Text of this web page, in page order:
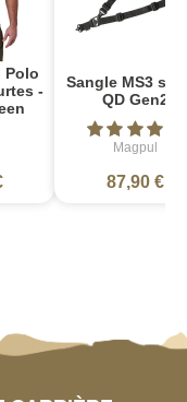
Polo
-
Sangle MS3
QD Gen2
Magpul
87,90 €